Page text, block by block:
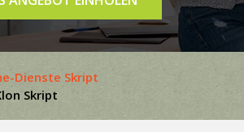
Dienste Skript
Skript